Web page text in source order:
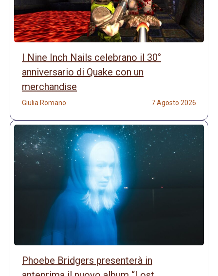
I Nine Inch Nails celebrano il 30°
anniversario di Quake con un
merchandise
Giulia Romano 7 Agosto 2026
Phoebe Bridgers presenterà in